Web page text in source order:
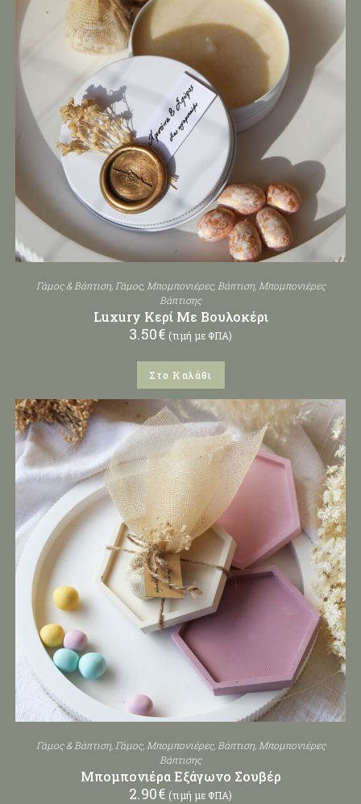
Γάμος & Βάπτιση,Γάμος,Μπομπονιέρες,Βάπτιση,Μπομπονιέρες
Βάπτισης
Luxury Κερί Με Βουλοκέρι
3.50€ (τιμή με ΦΠΑ)
Στο Καλάθι
Γάμος & Βάπτιση, Γάμος, Μπομπονιέρες, Βάπτιση, Μπομπονιέρες
Βάπτισης
Μπομπονιέρα Εξάγωνο Σουβέρ
2.90€ (τιμή με ΦΠΑ)